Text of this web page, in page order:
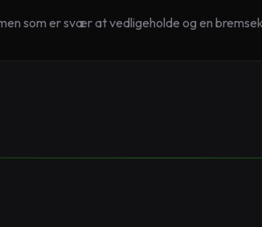
som er svær at vedligeholde og en